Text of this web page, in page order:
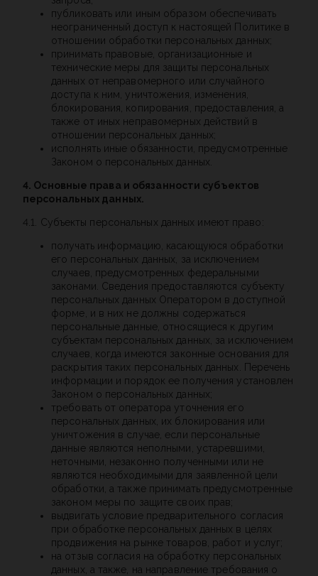
публиковать или иным образом обеспечивать
неограниченный доступ к настоящей Политике в
отношении обработки персональных данных;
принимать правовые, организационные и
технические меры для защиты персональных
данных от неправомерного или случайного
доступа к ним, уничтожения, изменения,
блокирования, копирования, предоставления, а
также от иных неправомерных действий в
отношении персональных данных;
исполнять иные обязанности, предусмотренные
Законом о персональных данных.
4. Основные права и обязанности субъектов
персональных данных.
4.1. Субъекты персональных данных имеют право:
получать информацию, касающуюся обработки
его персональных данных, за исключением
случаев, предусмотренных федеральными
законами. Сведения предоставляются субъекту
персональных данных Оператором в доступной
форме, и в них не должны содержаться
персональные данные, относящиеся к другим
субъектам персональных данных, за исключением
случаев, когда имеются законные основания для
раскрытия таких персональных данных. Перечень
информации и порядок ее получения установлен
Законом о персональных данных;
требовать от оператора уточнения его
персональных данных, их блокирования или
уничтожения в случае, если персональные
данные являются неполными, устаревшими,
неточными, незаконно полученными или не
являются необходимыми для заявленной цели
обработки, а также принимать предусмотренные
законом меры по защите своих прав;
выдвигать условие предварительного согласия
при обработке персональных данных в целях
продвижения на рынке товаров, работ и услуг;
на отзыв согласия на обработку персональных
данных, а также, на направление требования о